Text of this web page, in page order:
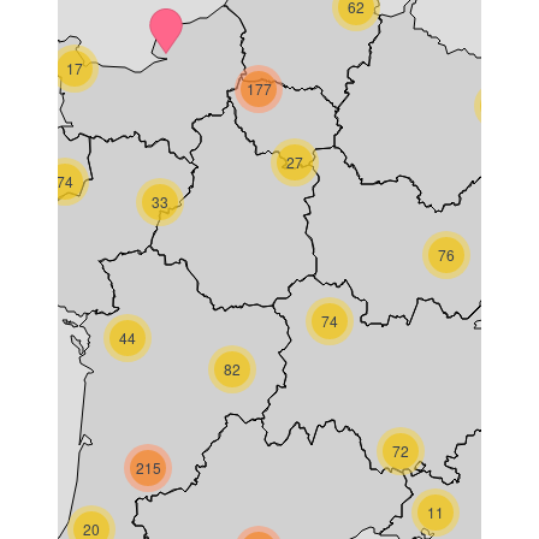
74
17
20
44
11
215
177
62
27
82
76
33
72
74